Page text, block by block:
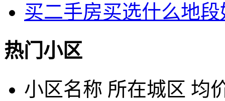
买二手房买选什么地段
热门小区
小区名称 所在城区 均